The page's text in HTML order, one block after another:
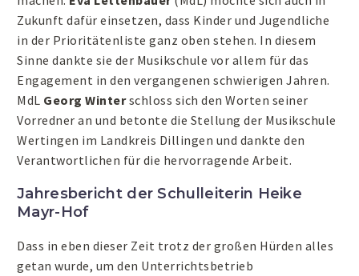
Zukunft dafür einsetzen, dass Kinder und Jugendliche
in der Prioritätenliste ganz oben stehen. In diesem
Sinne dankte sie der Musikschule vor allem für das
Engagement in den vergangenen schwierigen Jahren.
MdL Georg Winterschloss sich den Worten seiner
Vorredner an und betonte die Stellung der Musikschule
Wertingen im Landkreis Dillingen und dankte den
Verantwortlichen für die hervorragende Arbeit.
Jahresbericht der Schulleiterin Heike
Mayr-Hof
Dass in eben dieser Zeit trotz der großen Hürden alles
getan wurde, um den Unterrichtsbetrieb